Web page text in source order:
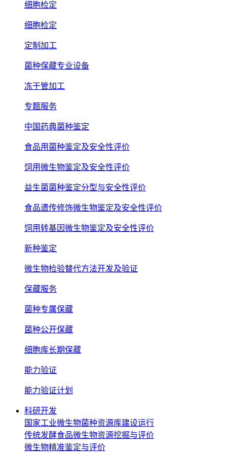
细胞检定
细胞检定
定制加工
菌种保藏专业设备
冻干管加工
专题服务
中国药典菌种鉴定
食品用菌种鉴定及安全性评价
饲用微生物鉴定及安全性评价
益生菌菌种鉴定分型与安全性评价
食品遗传修饰微生物鉴定及安全性评价
饲用转基因微生物鉴定及安全性评价
新种鉴定
微生物检验替代方法开发及验证
保藏服务
菌种专属保藏
菌种公开保藏
细胞库长期保藏
能力验证
能力验证计划
科研开发
国家工业微生物菌种资源库建设运行
传统发酵食品微生物资源挖掘与评价
微生物精准鉴定与评价